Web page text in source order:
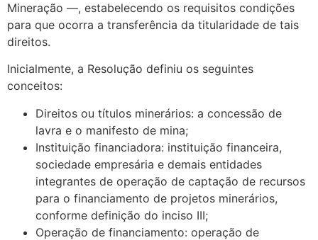
Mineração ―, estabelecendo os requisitos condições
para que ocorra a transferência da titularidade de tais
direitos.
Inicialmente, a Resolução definiu os seguintes
conceitos:
Direitos ou títulos minerários: a concessão de
lavra e o manifesto de mina;
Instituição financiadora: instituição financeira,
sociedade empresária e demais entidades
integrantes de operação de captação de recursos
para o financiamento de projetos minerários,
conforme definição do inciso III;
Operação de financiamento: operação de